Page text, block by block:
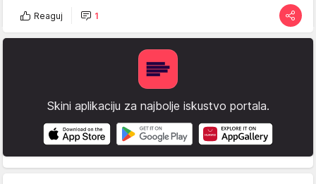
Reaguj 1
Skini aplikaciju za najbolje iskustvo portala.